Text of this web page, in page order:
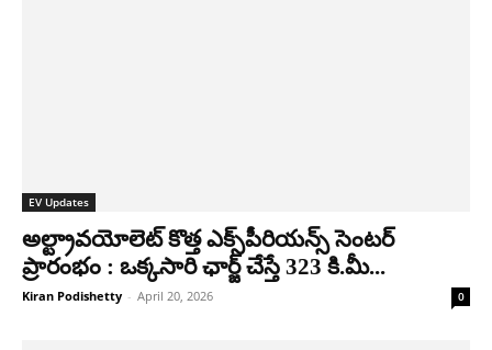
EV Updates
అల్ట్రావయోలెట్ కొత్త ఎక్స్​పీరియన్స్​ సెంటర్​
ప్రారంభం : ఒక్కసారి ఛార్జ్ చేస్తే 323 కి.మీ...
Kiran Podishetty - April 20, 2026 0